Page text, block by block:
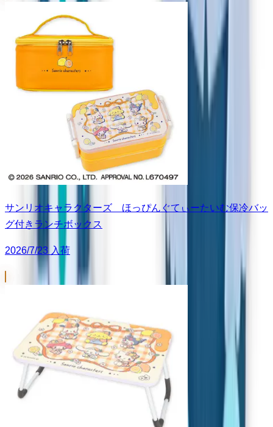
サンリオキャラクターズ ほっぴんぐてぃーたいむ保冷バッ
グ付きランチボックス
2026/7/23 入荷